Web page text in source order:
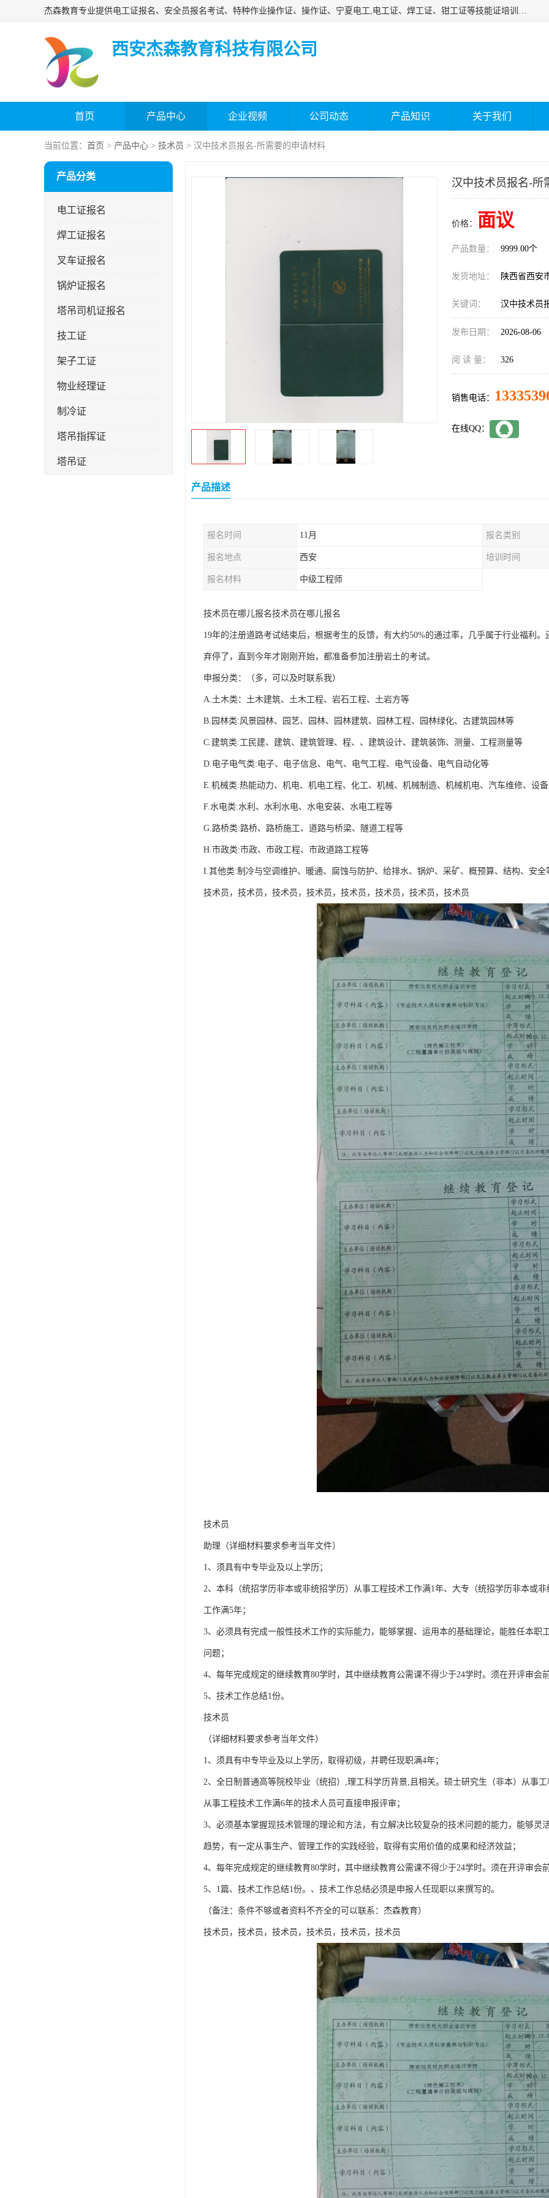
杰森教育专业提供电工证报名、安全员报名考试、特种作业操作证、操作证、宁夏电工,电工证、焊工证、钳工证等技能证培训课程。
西安杰森教育科技有限公司
首页 产品中心 企业视频 公司动态 产品知识 关于我们
当前位置： 首页 > 产品中心 > 技术员 > 汉中技术员报名-所需要的申请材料
产品分类
电工证报名
焊工证报名
叉车证报名
锅炉证报名
塔吊司机证报名
技工证
架子工证
物业经理证
制冷证
塔吊指挥证
塔吊证
汉中技术员报名-所
价格： 面议
产品数量： 9999.00个
发货地址： 陕西省西安
关键词： 汉中技术员
发布日期： 2026-08-06
阅 读 量： 326
销售电话：
在线QQ：
产品描述
报名时间 11月 报名类别
报名地点 西安 培训时间
报名材料 中级工程师
技术员在哪儿报名技术员在哪儿报名
19年的注册道路考试结束后，根据考生的反馈，有大约50%的通过率，几乎属于行业福利
弃停了，直到今年才刚刚开始，都准备参加注册岩土的考试。
申报分类：（多，可以及时联系我）
A.土木类：土木建筑、土木工程、岩石工程、土岩方等
B.园林类:风景园林、园艺、园林、园林建筑、园林工程、园林绿化、古建筑园林等
C.建筑类:工民建、建筑、建筑管理、程、、建筑设计、建筑装饰、测量、工程测量等
D.电子电气类:电子、电子信息、电气、电气工程、电气设备、电气自动化等
E.机械类:热能动力、机电、机电工程、化工、机械、机械制造、机械机电、汽车维修、
F.水电类:水利、水利水电、水电安装、水电工程等
G.路桥类:路桥、路桥施工、道路与桥梁、隧道工程等
H.市政类:市政、市政工程、市政道路工程等
I.其他类:制冷与空调维护、暖通、腐蚀与防护、给排水、锅炉、采矿、概预算、结构、安全
技术员，技术员，技术员，技术员，技术员，技术员，技术员，技术员
技术员
助理（详细材料要求参考当年文件）
1、须具有中专毕业及以上学历；
2、本科（统招学历非本或非统招学历）从事工程技术工作满1年、大专（统招学历非本或
工作满5年；
3、必须具有完成一般性技术工作的实际能力，能够掌握、运用本的基础理论，能胜任本
问题；
4、每年完成规定的继续教育80学时，其中继续教育公需课不得少于24学时。须在开评审会
5、技术工作总结1份。
技术员
（详细材料要求参考当年文件）
1、须具有中专毕业及以上学历，取得初级，并聘任现职满4年；
2、全日制普通高等院校毕业（统招）,理工科学历背景,且相关。硕士研究生（非本）从事
从事工程技术工作满6年的技术人员可直接申报评审；
3、必须基本掌握现技术管理的理论和方法，有立解决比较复杂的技术问题的能力，能够
趋势，有一定从事生产、管理工作的实践经验，取得有实用价值的成果和经济效益；
4、每年完成规定的继续教育80学时，其中继续教育公需课不得少于24学时。须在开评审会
5、1篇、技术工作总结1份。、技术工作总结必须是申报人任现职以来撰写的。
（备注：条件不够或者资料不齐全的可以联系：杰森教育）
技术员，技术员，技术员，技术员，技术员，技术员